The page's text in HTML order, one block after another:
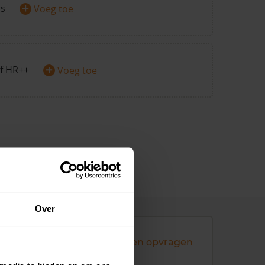
Over
+ Voeg toe
HR++ + Voeg toe
Andere koopsommen opvragen